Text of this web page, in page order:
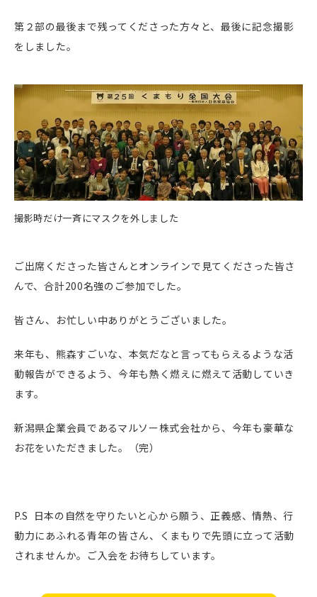
第２部の最後まで残ってくださった方々と、最後に記念撮影
をしました。
撮影時だけ一斉にマスクを外しました
ご出席くださった皆さんとオンラインで見てくださった皆さ
んで、合計200名強のご参加でした。
皆さん、お忙しい中ありがとうございました。
来年も、熊森すごいな、本気だなと言ってもらえるような活
動報告ができるよう、今年も熱く燃えに燃えて活動していき
ます。
新潟県企業会員であるマルソー株式会社から、今年も豪華な
お花をいただきました。（完）
P.S 日本の自然を守りたいと心から願う、正義感、情熱、行
動力にあふれる青年の皆さん、くまもりで先頭に立って活動
されませんか。ご入会をお待ちしています。